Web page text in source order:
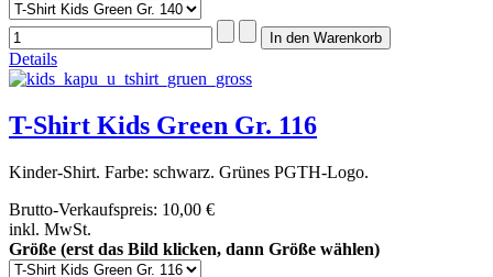
Details
T-Shirt Kids Green Gr. 116
Kinder-Shirt. Farbe: schwarz. Grünes PGTH-Logo.
Brutto-Verkaufspreis: 10,00 €
inkl. MwSt.
Größe (erst das Bild klicken, dann Größe wählen)